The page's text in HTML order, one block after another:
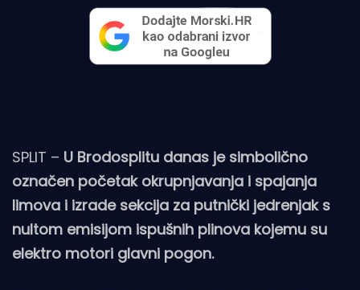
SPLIT – U Brodosplitu danas je simbolično
označen početak okrupnjavanja i spajanja
limova i izrade sekcija za putnički jedrenjak s
nultom emisijom ispušnih plinova kojemu su
elektro motori glavni pogon.